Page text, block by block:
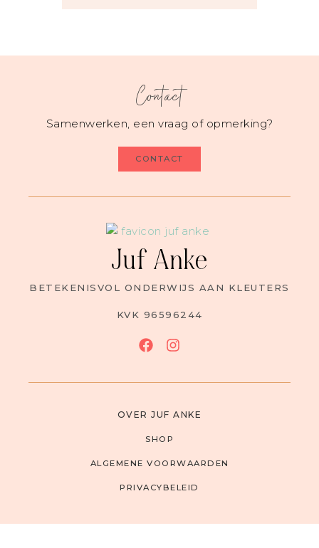
Contact
Samenwerken, een vraag of opmerking?
CONTACT
Juf Anke
BETEKENISVOL ONDERWIJS AAN KLEUTERS
KVK 96596244
OVER JUF ANKE
SHOP
ALGEMENE VOORWAARDEN
PRIVACYBELEID